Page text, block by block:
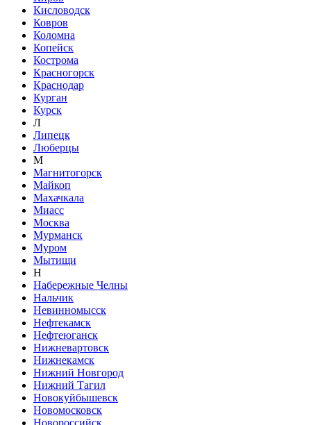
Кисловодск
Ковров
Коломна
Копейск
Кострома
Красногорск
Краснодар
Курган
Курск
Л
Липецк
Люберцы
М
Магнитогорск
Майкоп
Махачкала
Миасс
Москва
Мурманск
Муром
Мытищи
Н
Набережные Челны
Нальчик
Невинномысск
Нефтекамск
Нефтеюганск
Нижневартовск
Нижнекамск
Нижний Новгород
Нижний Тагил
Новокуйбышевск
Новомосковск
Новороссийск